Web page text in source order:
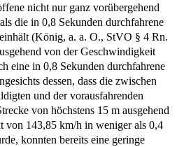
nicht nur ganz vorübergehend
die in 0,8 Sekunden durchfahrene
(König, a. a. O., StVO § 4 Rn.
von der Geschwindigkeit
eine in 0,8 Sekunden durchfahrene
dessen, dass die zwischen
und der vorausfahrenden
von höchstens 15 m ausgehend
von 143,85 km/h in weniger als 0,4
konnten bereits eine geringe